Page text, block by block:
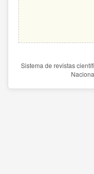
Sistema de revistas